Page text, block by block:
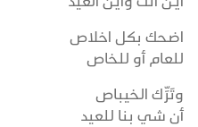
اضحك بكل اخلاص
للعام أو للخاص
وتَرِّك الخيباص
أن شي بنا للعيد